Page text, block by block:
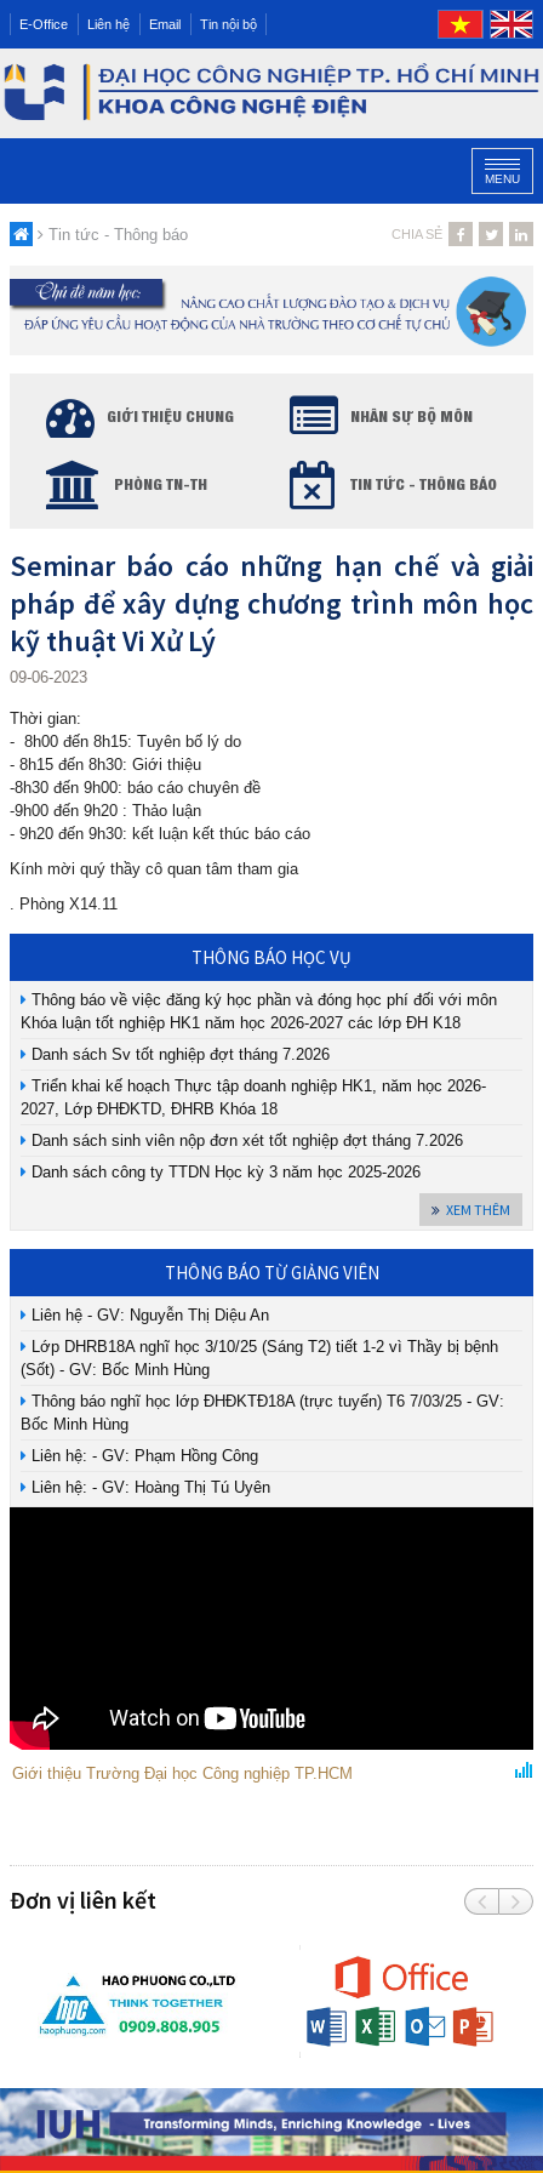
E-Office Liên hệ Email Tin nội bộ
MENU
Tin tức - Thông báo CHIA SẺ
GIỚI THIỆU CHUNG NHÂN SỰ BỘ MÔN
PHÒNG TN-TH TIN TỨC - THÔNG BÁO
Seminar báo cáo những hạn chế và giải
pháp để xây dựng chương trình môn học
kỹ thuật Vi Xử Lý
09-06-2023
Thời gian:
- 8h00 đến 8h15: Tuyên bố lý do
- 8h15 đến 8h30: Giới thiệu
-8h30 đến 9h00: báo cáo chuyên đề
-9h00 đến 9h20 : Thảo luận
- 9h20 đến 9h30: kết luận kết thúc báo cáo
Kính mời quý thầy cô quan tâm tham gia
. Phòng X14.11
THÔNG BÁO HỌC VỤ
Thông báo về việc đăng ký học phần và đóng học phí đối với môn
Khóa luận tốt nghiệp HK1 năm học 2026-2027 các lớp ĐH K18
Danh sách Sv tốt nghiệp đợt tháng 7.2026
Triển khai kế hoạch Thực tập doanh nghiệp HK1, năm học 2026-
2027, Lớp ĐHĐKTD, ĐHRB Khóa 18
Danh sách sinh viên nộp đơn xét tốt nghiệp đợt tháng 7.2026
Danh sách công ty TTDN Học kỳ 3 năm học 2025-2026
XEM THÊM
THÔNG BÁO TỪ GIẢNG VIÊN
Liên hệ - GV: Nguyễn Thị Diệu An
Lớp DHRB18A nghĩ học 3/10/25 (Sáng T2) tiết 1-2 vì Thầy bị bệnh
(Sốt) - GV: Bốc Minh Hùng
Thông báo nghĩ học lớp ĐHĐKTĐ18A (trực tuyến) T6 7/03/25 - GV:
Bốc Minh Hùng
Liên hệ: - GV: Phạm Hồng Công
Liên hệ: - GV: Hoàng Thị Tú Uyên
Giới thiệu Trường Đại học Công nghiệp TP.HCM
Đơn vị liên kết